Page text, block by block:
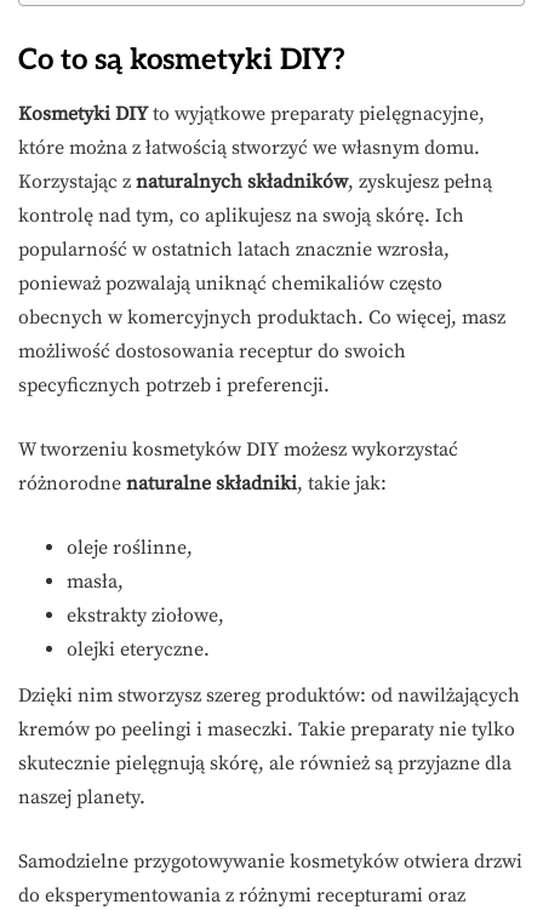
Co to są kosmetyki DIY?
Kosmetyki DIYto wyjątkowe preparaty pielęgnacyjne,
które można z łatwością stworzyć we własnym domu.
Korzystając z naturalnych składników, zyskujesz pełną
kontrolę nad tym, co aplikujesz na swoją skórę. Ich
popularność w ostatnich latach znacznie wzrosła,
ponieważ pozwalają uniknąć chemikaliów często
obecnych w komercyjnych produktach. Co więcej, masz
możliwość dostosowania receptur do swoich
specyficznych potrzeb i preferencji.
W tworzeniu kosmetyków DIY możesz wykorzystać
różnorodne naturalne składniki, takie jak:
oleje roślinne,
masła,
ekstrakty ziołowe,
olejki eteryczne.
Dzięki nim stworzysz szereg produktów: od nawilżających
kremów po peelingi i maseczki. Takie preparaty nie tylko
skutecznie pielęgnują skórę, ale również są przyjazne dla
naszej planety.
Samodzielne przygotowywanie kosmetyków otwiera drzwi
do eksperymentowania z różnymi recepturami oraz